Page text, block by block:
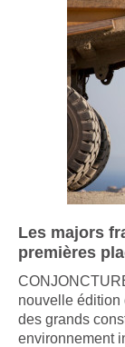
Les majors
premières
nouvelle édition
des grands
environnement